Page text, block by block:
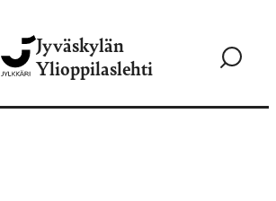
Jyväskylän
Ylioppilaslehti
Siirry